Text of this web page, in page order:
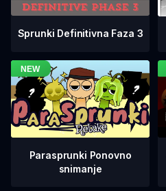
Sprunki Definitivna Faza 3
Parasprunki Ponovno
snimanje